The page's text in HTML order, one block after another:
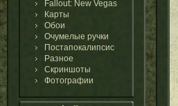
Fallout: New Vegas
Карты
Обои
Очумелые ручки
Постапокалипсис
Разное
Скриншоты
Фотографии